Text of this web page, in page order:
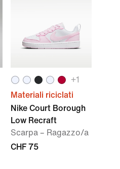
+1
Materiali riciclati
Nike Court Borough
Low Recraft
Scarpa – Ragazzo/a
CHF 75